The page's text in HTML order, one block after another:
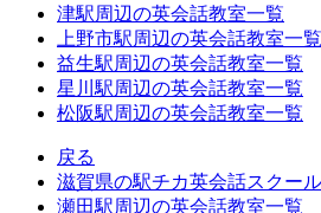
津駅周辺の英会話教室一覧
上野市駅周辺の英会話教室一覧
益生駅周辺の英会話教室一覧
星川駅周辺の英会話教室一覧
松阪駅周辺の英会話教室一覧
戻る
滋賀県の駅チカ英会話スクー
瀬田駅周辺の英会話教室一覧